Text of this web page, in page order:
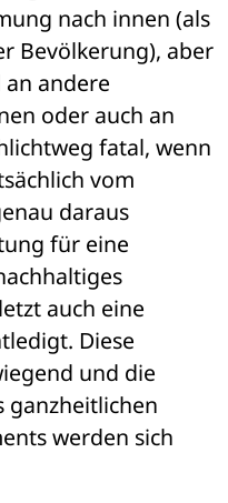
nach innen (als
Bevölkerung), aber
an andere
oder auch an
fatal, wenn
vom
daraus
für eine
auch eine
Diese
und die
ganzheitlichen
werden sich